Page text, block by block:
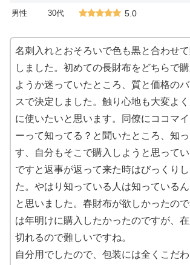
男性 30代 5.0
名刺入れとおそろいで色も黒と合わせて
しました。初めての長財布をどちらで
ようか迷っていたところ、質と価格の
スで決定しました。触り心地も大変よ
に使いたいと思います。同僚にココマ
ーって知ってる？と聞いたところ、知っ
す、自分もそこで購入しようと思って
ですと返事が返って来た時はびっくり
た。やはり知っている人は知っている
と思いました。春財布が欲しかったの
は年明けに購入したかったのですが、
切れるので難しいですね。
自分用でしたので、包装には全くこだ